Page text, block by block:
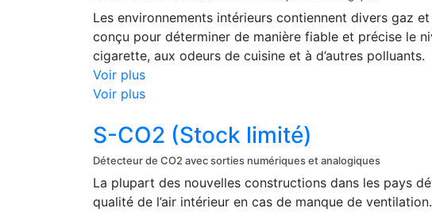
Les environnements intérieurs contiennent divers gaz
conçu pour déterminer de manière fiable et précise le
cigarette, aux odeurs de cuisine et à d’autres polluants.
Voir plus
Voir plus
S-CO2 (Stock limité)
Détecteur de CO2 avec sorties numériques et analogiques
La plupart des nouvelles constructions dans les pays
qualité de l’air intérieur en cas de manque de ventilation.